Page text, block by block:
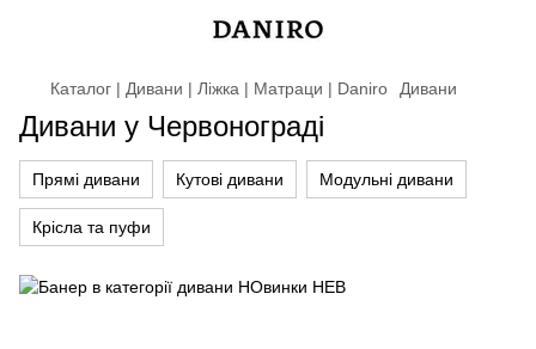
Каталог | Дивани | Ліжка | Матраци | Daniro Дивани
Дивани у Червонограді
Прямі дивани Кутові дивани Модульні дивани
Крісла та пуфи